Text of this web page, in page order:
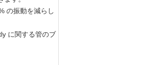
の振動を減らし
に関する管のブ